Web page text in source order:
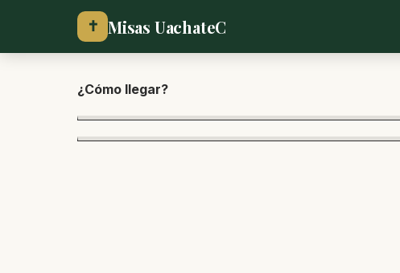
✝ Misas UachateC
¿Cómo llegar?